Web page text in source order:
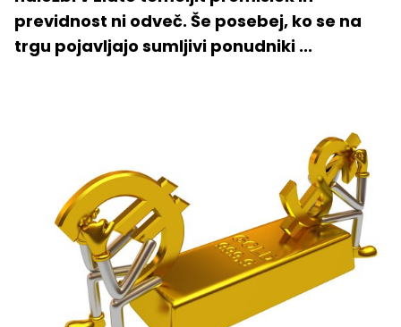
previdnost ni odveč. Še posebej, ko se na
trgu pojavljajo sumljivi ponudniki ...